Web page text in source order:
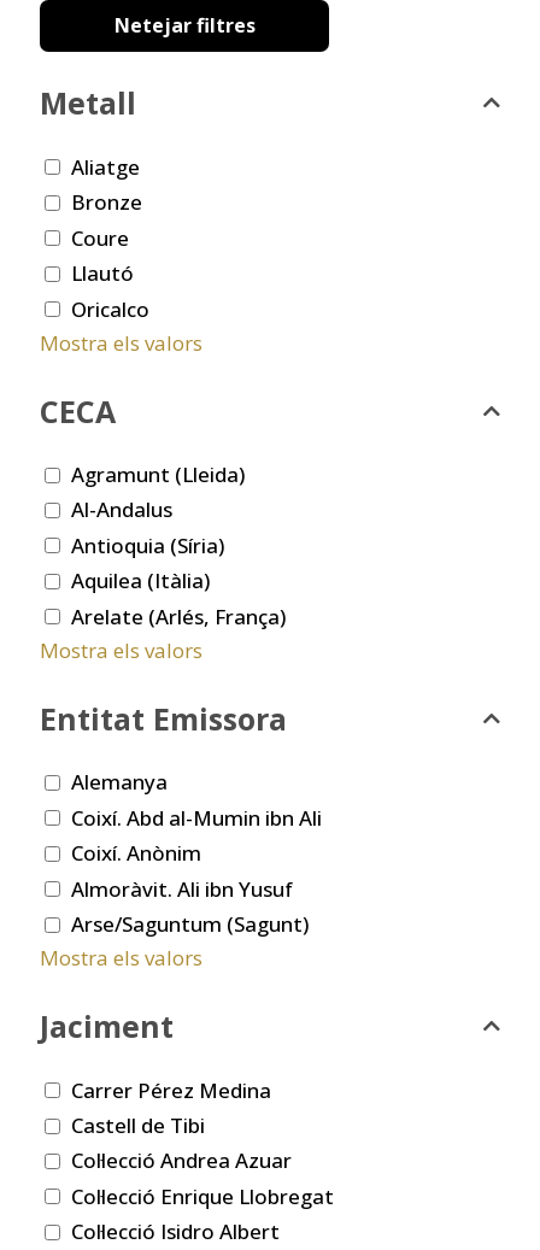
Netejar filtres
Metall
Aliatge
Bronze
Coure
Llautó
Oricalco
Mostra els valors
CECA
Agramunt (Lleida)
Al-Andalus
Antioquia (Síria)
Aquilea (Itàlia)
Arelate (Arlés, França)
Mostra els valors
Entitat Emissora
Alemanya
Coixí. Abd al-Mumin ibn Ali
Coixí. Anònim
Almoràvit. Ali ibn Yusuf
Arse/Saguntum (Sagunt)
Mostra els valors
Jaciment
Carrer Pérez Medina
Castell de Tibi
Col·lecció Andrea Azuar
Col·lecció Enrique Llobregat
Col·lecció Isidro Albert